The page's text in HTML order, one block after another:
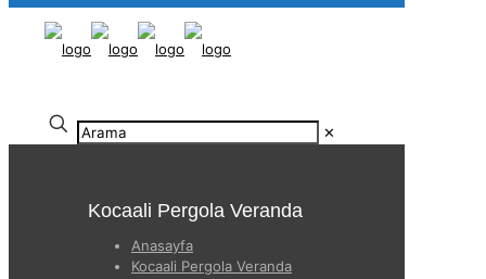
✕
Kocaali Pergola Veranda
Anasayfa
Kocaali Pergola Veranda